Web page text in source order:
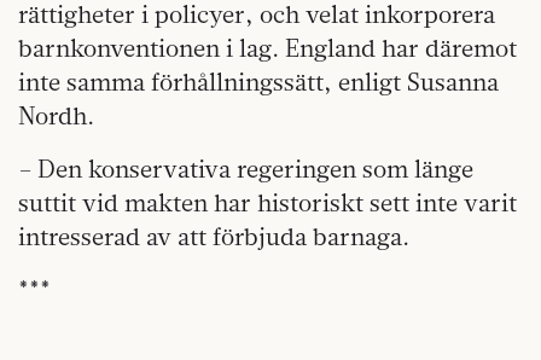
rättigheter i policyer, och velat inkorporera
barnkonventionen i lag. England har däremot
inte samma förhållningssätt, enligt Susanna
Nordh.
– Den konservativa regeringen som länge
suttit vid makten har historiskt sett inte varit
intresserad av att förbjuda barn­aga.
***